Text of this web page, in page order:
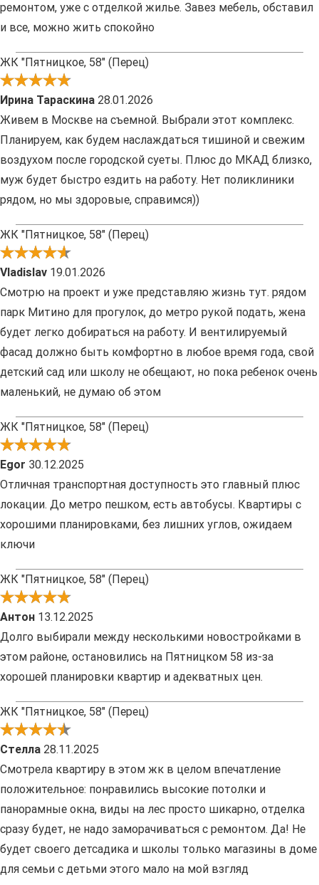
ремонтом, уже с отделкой жилье. Завез мебель, обставил
и все, можно жить спокойно
ЖК "Пятницкое, 58" (Перец)
Ирина Тараскина 28.01.2026
Живем в Москве на съемной. Выбрали этот комплекс.
Планируем, как будем наслаждаться тишиной и свежим
воздухом после городской суеты. Плюс до МКАД близко,
муж будет быстро ездить на работу. Нет поликлиники
рядом, но мы здоровые, справимся))
ЖК "Пятницкое, 58" (Перец)
Vladislav 19.01.2026
Смотрю на проект и уже представляю жизнь тут. рядом
парк Митино для прогулок, до метро рукой подать, жена
будет легко добираться на работу. И вентилируемый
фасад должно быть комфортно в любое время года, свой
детский сад или школу не обещают, но пока ребенок очень
маленький, не думаю об этом
ЖК "Пятницкое, 58" (Перец)
Еgor 30.12.2025
Отличная транспортная доступность это главный плюс
локации. До метро пешком, есть автобусы. Квартиры с
хорошими планировками, без лишних углов, ожидаем
ключи
ЖК "Пятницкое, 58" (Перец)
Антон 13.12.2025
Долго выбирали между несколькими новостройками в
этом районе, остановились на Пятницком 58 из-за
хорошей планировки квартир и адекватных цен.
ЖК "Пятницкое, 58" (Перец)
Стелла 28.11.2025
Cмотрела квартиру в этом жк в целом впечатление
положительное: понравились высокие потолки и
панорамные окна, виды на лес просто шикарно, отделка
сразу будет, не надо заморачиваться с ремонтом. Да! Не
будет своего детсадика и школы только магазины в доме
для семьи с детьми этого мало на мой взгляд